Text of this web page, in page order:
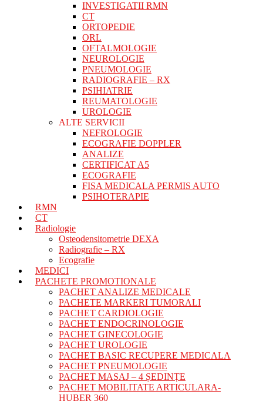
INVESTIGATII RMN
CT
ORTOPEDIE
ORL
OFTALMOLOGIE
NEUROLOGIE
PNEUMOLOGIE
RADIOGRAFIE – RX
PSIHIATRIE
REUMATOLOGIE
UROLOGIE
ALTE SERVICII
NEFROLOGIE
ECOGRAFIE DOPPLER
ANALIZE
CERTIFICAT A5
ECOGRAFIE
FISA MEDICALA PERMIS AUTO
PSIHOTERAPIE
RMN
CT
Radiologie
Osteodensitometrie DEXA
Radiografie – RX
Ecografie
MEDICI
PACHETE PROMOTIONALE
PACHET ANALIZE MEDICALE
PACHETE MARKERI TUMORALI
PACHET CARDIOLOGIE
PACHET ENDOCRINOLOGIE
PACHET GINECOLOGIE
PACHET UROLOGIE
PACHET BASIC RECUPERE MEDICALA
PACHET PNEUMOLOGIE
PACHET MASAJ – 4 ȘEDINȚE
PACHET MOBILITATE ARTICULARA-
HUBER 360